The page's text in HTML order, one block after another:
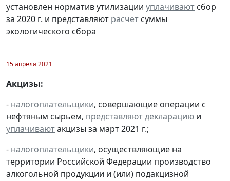
установлен норматив утилизации уплачивают сбор
за 2020 г. и представляют расчет суммы
экологического сбора
15 апреля 2021
Акцизы:
- налогоплательщики, совершающие операции с
нефтяным сырьем, представляютдекларацию и
уплачиваютакцизы за март 2021 г.;
- налогоплательщики, осуществляющие на
территории Российской Федерации производство
алкогольной продукции и (или) подакцизной